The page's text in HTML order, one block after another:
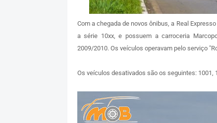
Com a chegada de novos ônibus, a Real
a série 10xx, e possuem a carroceria
2009/2010. Os veículos operavam pelo serviço
Os veículos desativados são os seguintes: 1001,